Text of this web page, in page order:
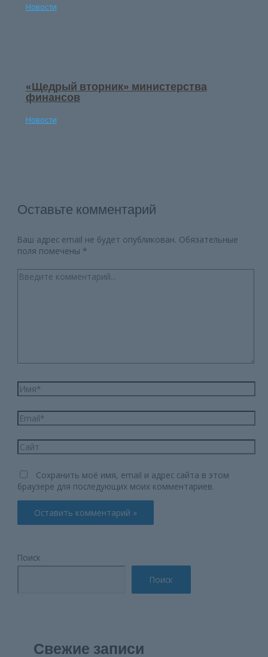
Новости
«Щедрый вторник» министерства
финансов
Новости
Оставьте комментарий
Ваш адрес email не будет опубликован. Обязательные
поля помечены *
Введите
комментарий...
Имя*
Email*
Сайт
Сохранить моё имя, email и адрес сайта в этом
браузере для последующих моих комментариев.
Поиск
Поиск
Свежие записи